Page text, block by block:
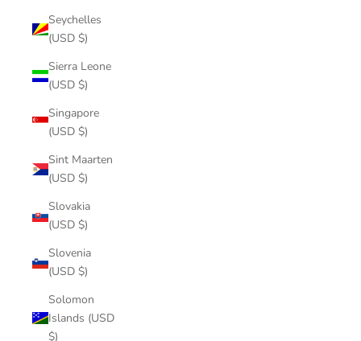
Seychelles
(USD $)
Sierra Leone
(USD $)
Singapore
(USD $)
Sint Maarten
(USD $)
Slovakia
(USD $)
Slovenia
(USD $)
Solomon
Islands (USD
$)